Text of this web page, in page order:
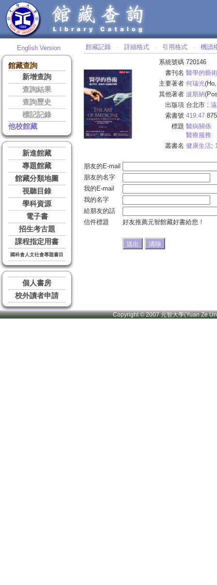
English Version
館藏查詢
新增查詢
查詢結果
查詢歷史
標記記錄
他校館藏
新進館藏
專題館藏
館藏分類地圖
視聽目錄
學科資源
電子書
招生考古題
課程指定用書
國科會人文社會專題書目
個人書房
校外讀者申請
館藏記錄 ‧ 詳細格式 ‧ 引用格式 ‧ 機讀
系統號碼 720146
書刊名 醫學的藝術
主要著者 何瑞光
其他著者 波斯納
出版項 台北市 :
索書號 419.47
標題 醫病關係
醫療服務
叢書名 健康生活;
朋友的E-mail
朋友的名字
我的E-mail
我的名字
給朋友的話
信件標題
好友推薦元智館藏好書給您！
Copyright © 2007 元智大學(Yuan Ze